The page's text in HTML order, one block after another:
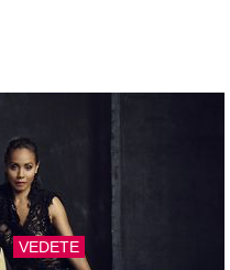
VEDETE